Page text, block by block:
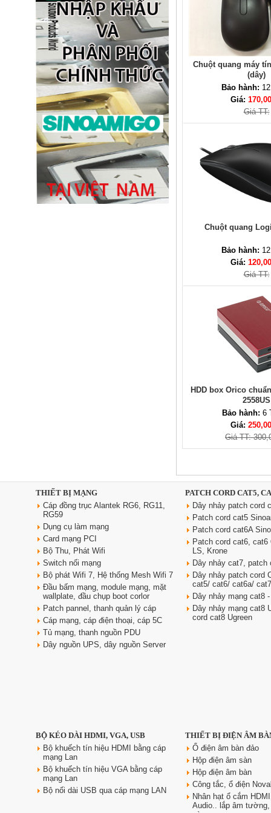
Ổ điện âm bàn đảo bếp có sạc
không dây 15W, USB-C -
Novalink KA-01
Giá: 2,650,000 VNĐ
Ổ cắm âm bàn đảo bếp nâng
hạ, tích hợp sạc không dây, loa
bluetooth Sinoamigo STP-
2AB/Pub+Qi
Giá: 4,600,000 VNĐ
Chuột quang máy
(dây)
Bảo hành:
Giá:
Giá TT:
Chuột quang
Bảo hành:
Giá:
Giá TT:
HDD box Orico
2558US
Bảo hành: 6
Giá:
Giá TT:
THIẾT BỊ MẠNG
Cáp đồng trục Alantek RG6, RG11,
RG59
Dụng cụ làm mạng
Card mạng PCI
Bộ Thu, Phát Wifi
Switch nối mạng
Bộ phát Wifi 7, Hệ thống Mesh Wifi 7
Đầu bấm mạng, module mạng, mặt
wallplate, đầu chụp boot corlor
Patch pannel, thanh quản lý cáp
Cáp mạng, cáp điện thoại, cáp 5C
Tủ mạng, thanh nguồn PDU
Dây nguồn UPS, dây nguồn Server
PATCH CORD CAT5,
Dây nhảy patch cord
Patch cord cat5
Patch cord cat6A
Patch cord cat6, cat6
LS, Krone
Dây nhảy cat7, patch
Dây nhảy patch cord
cat5/ cat6/ cat6a/ cat7
Dây nhảy mạng cat8
Dây nhảy mạng cat8
cord cat8 Ugreen
BỘ KÉO DÀI HDMI, VGA, USB
Bộ khuếch tín hiệu HDMI bằng cáp
mạng Lan
Bộ khuếch tín hiệu VGA bằng cáp
mạng Lan
Bộ nối dài USB qua cáp mạng LAN
THIẾT BỊ ĐIỆN ÂM
Ổ điện âm bàn đảo
Hộp điện âm sàn
Hộp điện âm bàn
Công tắc, ổ điện
Nhân hạt ổ cắm
Audio.. lắp âm tường,